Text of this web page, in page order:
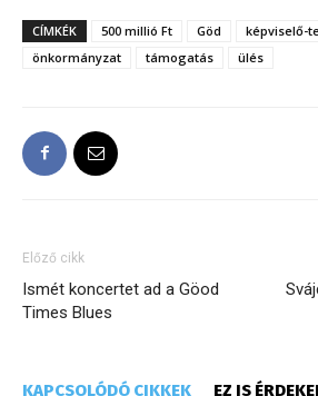
CÍMKÉK 500 millió Ft Göd képviselő-
önkormányzat
támogatás ülés
Előző cikk
Ismét koncertet ad a Göod
Times Blues
KAPCSOLÓDÓ CIKKEK EZ IS